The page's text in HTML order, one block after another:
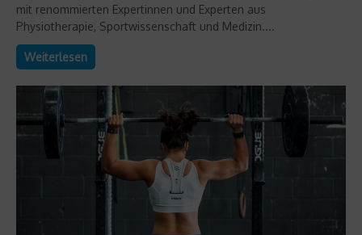
mit renommierten Expertinnen und Experten aus
Physiotherapie, Sportwissenschaft und Medizin....
Weiterlesen